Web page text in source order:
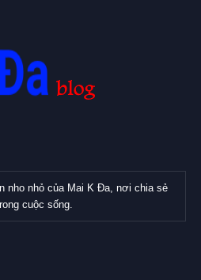
nho nhỏ của Mai K Đa, nơi chia sẻ
cuộc sống.